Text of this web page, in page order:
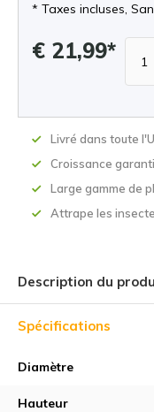
* Taxes incluses,
€ 21,99*
Livré dans toute
Croissance
Large gamme de
Attrape les
Description du
Spécifications
Diamètre
Hauteur